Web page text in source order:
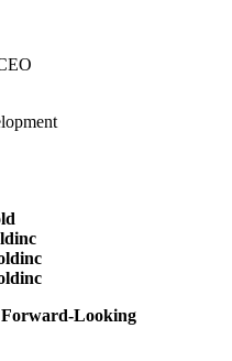
Forward-Looking